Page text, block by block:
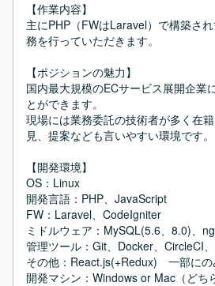
【作業内容】
主にPHP（FWはLaravel）で構築さ
務を行っていただきます。
【ポジションの魅力】
国内最大規模のECサービス展開企業
とができます。
現場には業務委託の技術者が多く在
見、提案なども言いやすい環境です。
【開発環境】
OS：Linux
開発言語：PHP、JavaScript
FW：Laravel、CodeIgniter
ミドルウェア：MySQL(5.6、8.0)、
管理ツール：Git、Docker、CircleCI
その他：React.js(+Redux)　一部に
開発マシン：Windows or Mac（どち